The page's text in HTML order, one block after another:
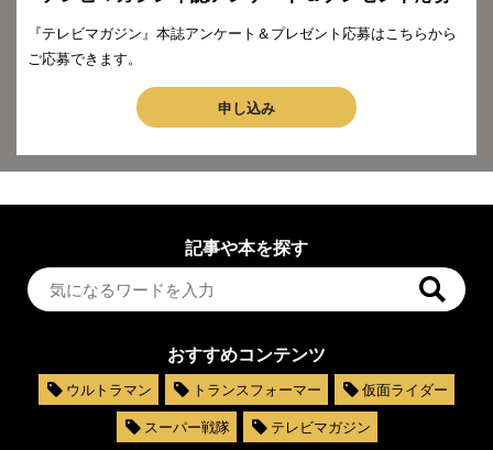
『テレビマガジン』本誌アンケート＆プレゼント応募はこちらから
ご応募できます。
申し込み
記事や本を探す
おすすめコンテンツ
ウルトラマン トランスフォーマー
仮面ライダー
スーパー戦隊
テレビマガジン